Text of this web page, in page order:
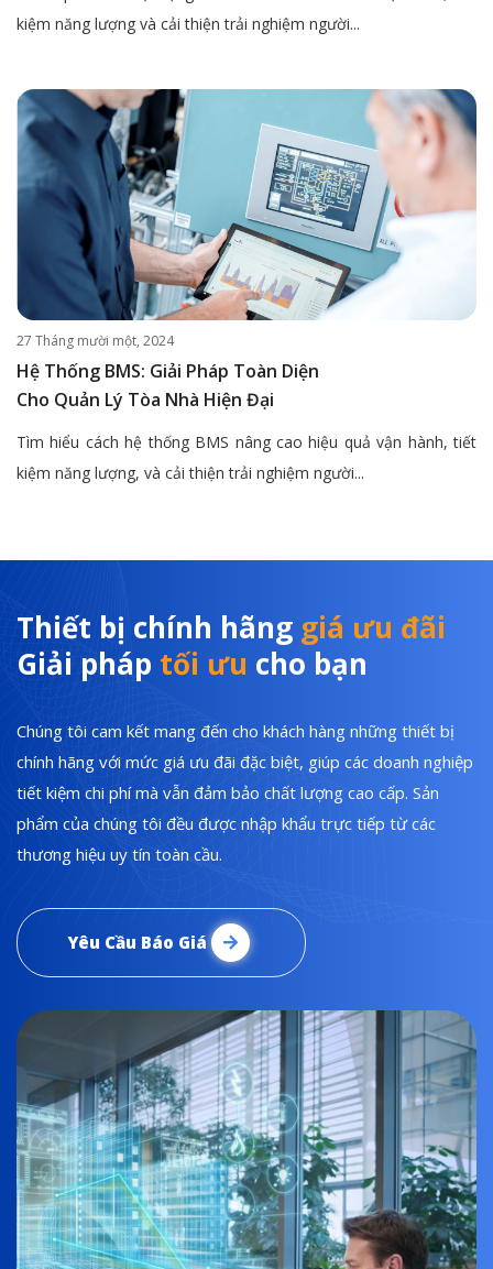
kiệm năng lượng và cải thiện trải nghiệm người...
27 Tháng mười một, 2024
Hệ Thống BMS: Giải Pháp Toàn Diện
Cho Quản Lý Tòa Nhà Hiện Đại
Tìm hiểu cách hệ thống BMS nâng cao hiệu quả vận hành, tiết
kiệm năng lượng, và cải thiện trải nghiệm người...
Thiết bị chính hãng giá ưu đãi
Giải pháp tối ưu cho bạn
Chúng tôi cam kết mang đến cho khách hàng những thiết bị
chính hãng với mức giá ưu đãi đặc biệt, giúp các doanh nghiệp
tiết kiệm chi phí mà vẫn đảm bảo chất lượng cao cấp. Sản
phẩm của chúng tôi đều được nhập khẩu trực tiếp từ các
thương hiệu uy tín toàn cầu.
Yêu Cầu Báo Giá